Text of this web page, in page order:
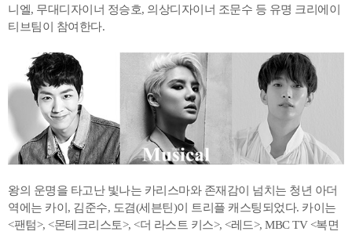
니엘, 무대디자이너 정승호, 의상디자이너 조문수 등 유명 크리에이
티브팀이 참여한다.
왕의 운명을 타고난 빛나는 카리스마와 존재감이 넘치는 청년 아더
역에는 카이, 김준수, 도겸(세븐틴)이 트리플 캐스팅되었다. 카이는
<팬텀>, <몬테크리스토>, <더 라스트 키스>, <레드>, MBC TV <복면